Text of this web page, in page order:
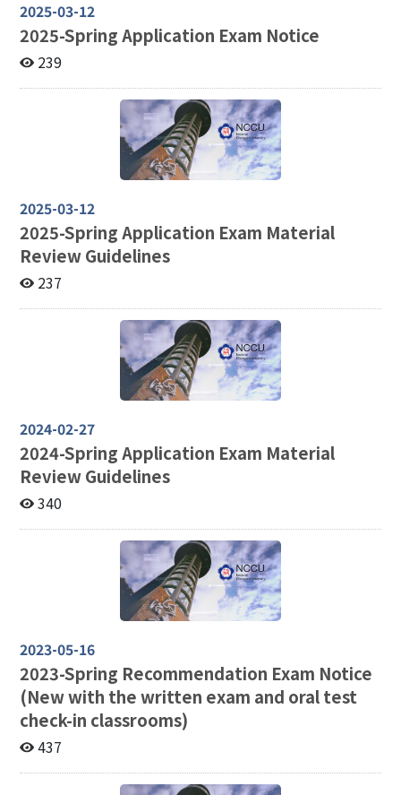
2025-03-12
2025-Spring Application Exam Notice
239
2025-03-12
2025-Spring Application Exam Material
Review Guidelines
237
2024-02-27
2024-Spring Application Exam Material
Review Guidelines
340
2023-05-16
2023-Spring Recommendation Exam Notice
(New with the written exam and oral test
check-in classrooms)
437